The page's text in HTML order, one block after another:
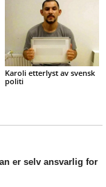
Karoli etterlyst av svensk
politi
er selv ansvarlig for